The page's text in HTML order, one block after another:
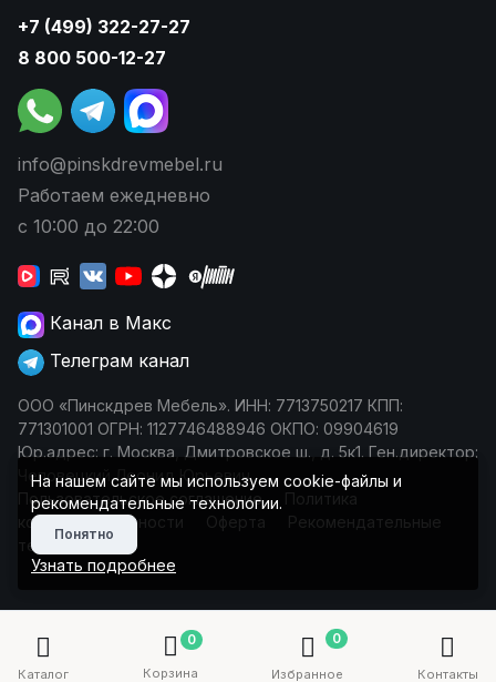
+7 (499) 322-27-27
8 800 500-12-27
info@pinskdrevmebel.ru
Работаем ежедневно
с 10:00 до 22:00
Канал в Макс
Телеграм канал
ООО «Пинскдрев Мебель». ИНН: 7713750217 КПП:
771301001 ОГРН: 1127746488946 ОКПО: 09904619
Юр.адрес: г. Москва, Дмитровское ш., д. 5к1. Ген.директор:
Чеповецкий Леонид Юрьевич
Пользовательское соглашение
Политика
конфиденциальности
Оферта
Рекомендательные
технологии
Каталог
0
Корзина
0
Избранное Контакты
На нашем сайте мы используем cookie-файлы и
рекомендательные технологии.
Понятно
Узнать подробнее